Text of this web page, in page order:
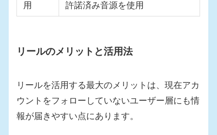
用
許諾済み音源を使用
リールのメリットと活用法
リールを活用する最大のメリットは、現在アカ
ウントをフォローしていないユーザー層にも情
報が届きやすい点にあります。